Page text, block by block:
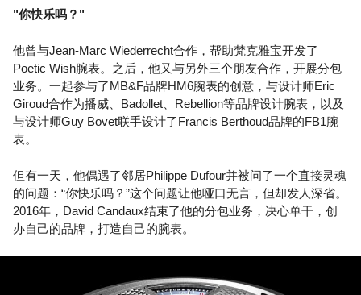
"你快乐吗？"
他曾与Jean-Marc Wiederrecht合作，帮助梵克雅宝开发了
Poetic Wish腕表。之后，他又与另外三个朋友合作，开展分包
业务。一起参与了MB&F品牌HM6腕表的创意，与设计师Eric
Giroud合作为播威、Badollet、Rebellion等品牌设计腕表，以及
与设计师Guy Bovet联手设计了Francis Berthoud品牌的FB1腕
表。
但有一天，他偶遇了邻居Philippe Dufour并被问了一个直接灵魂
的问题：“你快乐吗？”这个问题让他哑口无言，但却发人深省。
2016年，David Candaux结束了他的分包业务，决心单干，创
办自己的品牌，打造自己的腕表。